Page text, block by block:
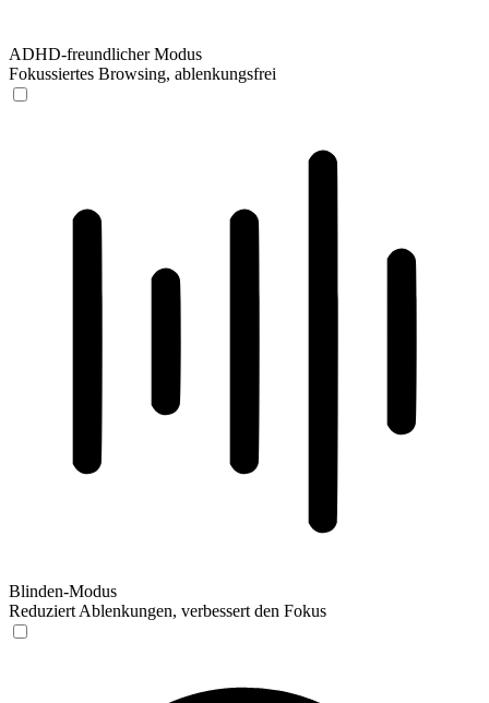
ADHD-freundlicher Modus
Fokussiertes Browsing, ablenkungsfrei
Blinden-Modus
Reduziert Ablenkungen, verbessert den Fokus